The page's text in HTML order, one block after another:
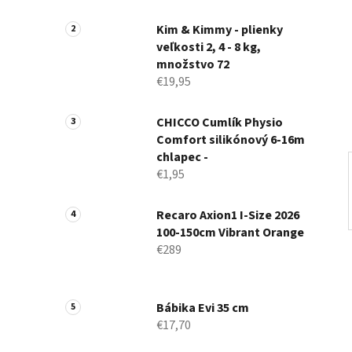
n
Kim & Kimmy - plienky
veľkosti 2, 4 - 8 kg,
množstvo 72
€19,95
CHICCO Cumlík Physio
Comfort silikónový 6-16m
chlapec -
€1,95
Recaro Axion1 I-Size 2026
100-150cm Vibrant Orange
€289
Bábika Evi 35 cm
€17,70